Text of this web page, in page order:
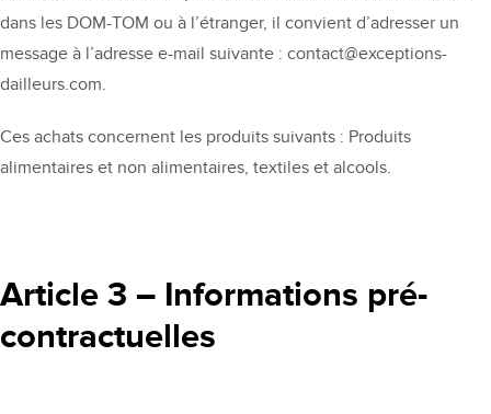
dans les DOM-TOM ou à l’étranger, il convient d’adresser un
message à l’adresse e-mail suivante : contact@exceptions-
dailleurs.com.
Ces achats concernent les produits suivants : Produits
alimentaires et non alimentaires, textiles et alcools.
Article 3 – Informations pré-
contractuelles